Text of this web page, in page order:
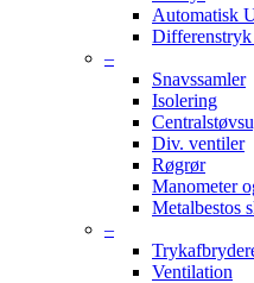
Automatisk
Differenstryk
–
Snavssamler
Isolering
Div. ventiler
Røgrør
Manometer
Metalbestos
–
Ventilation